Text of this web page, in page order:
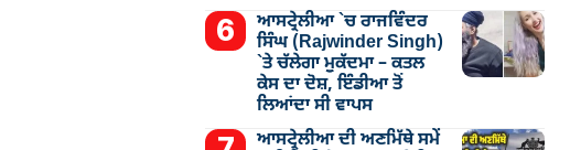
ਆਸਟ੍ਰੇਲੀਆ `ਚ ਰਾਜਵਿੰਦਰ
ਸਿੰਘ (Rajwinder Singh)
`ਤੇ ਚੱਲੇਗਾ ਮੁੁਕੱਦਮਾ – ਕਤਲ
ਕੇਸ ਦਾ ਦੋਸ਼, ਇੰਡੀਆ ਤੋਂ
ਲਿਆਂਦਾ ਸੀ ਵਾਪਸ
ਆਸਟ੍ਰੇਲੀਆ ਦੀ ਅਣਮਿੱਥੇ ਸਮੇਂ